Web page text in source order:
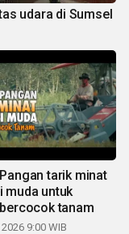
udara di Sumsel
tarik minat
muda untuk
tanam
9:00 WIB